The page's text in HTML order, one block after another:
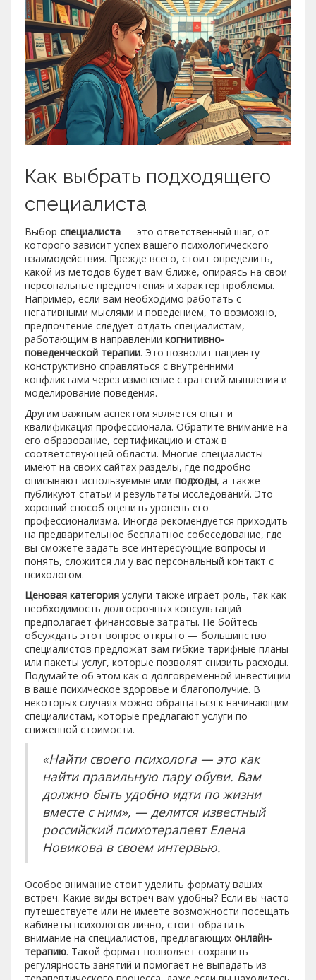
Как выбрать подходящего
специалиста
Выбор специалиста — это ответственный шаг, от
которого зависит успех вашего психологического
взаимодействия. Прежде всего, стоит определить,
какой из методов будет вам ближе, опираясь на свои
персональные предпочтения и характер проблемы.
Например, если вам необходимо работать с
негативными мыслями и поведением, то возможно,
предпочтение следует отдать специалистам,
работающим в направлении когнитивно-
поведенческой терапии. Это позволит пациенту
конструктивно справляться с внутренними
конфликтами через изменение стратегий мышления и
моделирование поведения.
Другим важным аспектом является опыт и
квалификация профессионала. Обратите внимание на
его образование, сертификацию и стаж в
соответствующей области. Многие специалисты
имеют на своих сайтах разделы, где подробно
описывают используемые ими подходы, а также
публикуют статьи и результаты исследований. Это
хороший способ оценить уровень его
профессионализма. Иногда рекомендуется приходить
на предварительное бесплатное собеседование, где
вы сможете задать все интересующие вопросы и
понять, сложится ли у вас персональный контакт с
психологом.
Ценовая категория услуги также играет роль, так как
необходимость долгосрочных консультаций
предполагает финансовые затраты. Не бойтесь
обсуждать этот вопрос открыто — большинство
специалистов предложат вам гибкие тарифные планы
или пакеты услуг, которые позволят снизить расходы.
Подумайте об этом как о долговременной инвестиции
в ваше психическое здоровье и благополучие. В
некоторых случаях можно обращаться к начинающим
специалистам, которые предлагают услуги по
сниженной стоимости.
«Найти своего психолога — это как
найти правильную пару обуви. Вам
должно быть удобно идти по жизни
вместе с ним», — делится известный
российский психотерапевт Елена
Новикова в своем интервью.
Особое внимание стоит уделить формату ваших
встреч. Какие виды встреч вам удобны? Если вы часто
путешествуете или не имеете возможности посещать
кабинеты психологов лично, стоит обратить
внимание на специалистов, предлагающих онлайн-
терапию. Такой формат позволяет сохранить
регулярность занятий и помогает не выпадать из